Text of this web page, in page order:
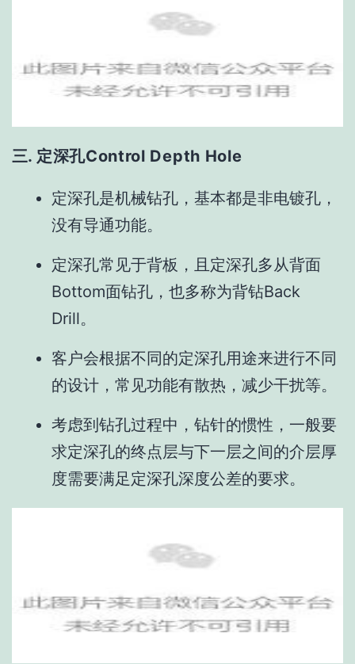
三. 定深孔Control Depth Hole
定深孔是机械钻孔，基本都是非电镀孔，
没有导通功能。
定深孔常见于背板，且定深孔多从背面
Bottom面钻孔，也多称为背钻Back
Drill。
客户会根据不同的定深孔用途来进行不同
的设计，常见功能有散热，减少干扰等。
考虑到钻孔过程中，钻针的惯性，一般要
求定深孔的终点层与下一层之间的介层厚
度需要满足定深孔深度公差的要求。